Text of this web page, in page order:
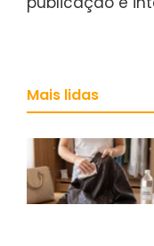
Mais lidas